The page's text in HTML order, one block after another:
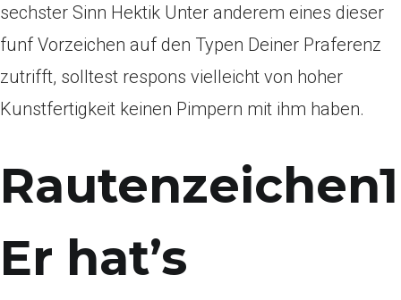
sechster Sinn Hektik Unter anderem eines dieser
funf Vorzeichen auf den Typen Deiner Praferenz
zutrifft, solltest respons vielleicht von hoher
Kunstfertigkeit keinen Pimpern mit ihm haben.
Rautenzeichen1
Er hat’s